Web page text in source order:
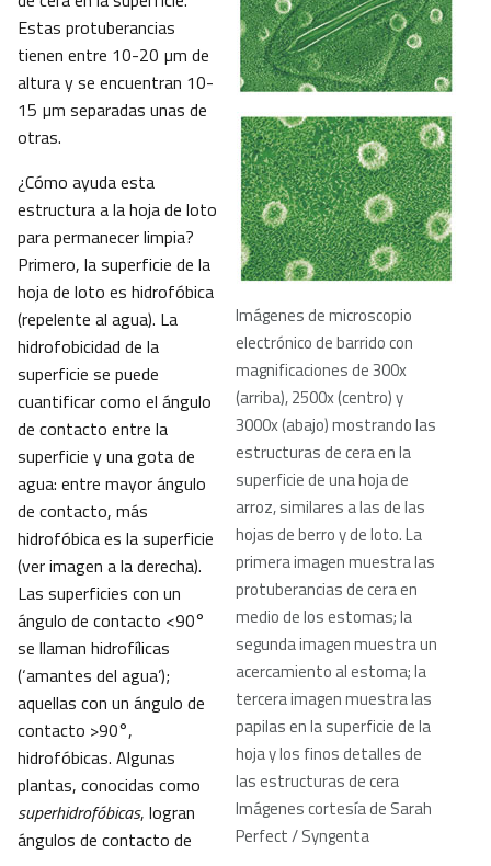
Imágenes de microscopio
electrónico de barrido con
magnificaciones de 300x
(arriba), 2500x (centro) y
3000x (abajo) mostrando las
estructuras de cera en la
superficie de una hoja de
arroz, similares a las de las
hojas de berro y de loto. La
primera imagen muestra las
protuberancias de cera en
medio de los estomas; la
segunda imagen muestra un
acercamiento al estoma; la
tercera imagen muestra las
papilas en la superficie de la
hoja y los finos detalles de
las estructuras de cera
Imágenes cortesía de Sarah
Perfect / Syngenta
Estas protuberancias
tienen entre 10-20 µm de
altura y se encuentran 10-
15 µm separadas unas de
otras.
¿Cómo ayuda esta
estructura a la hoja de loto
para permanecer limpia?
Primero, la superficie de la
hoja de loto es hidrofóbica
(repelente al agua). La
hidrofobicidad de la
superficie se puede
cuantificar como el ángulo
de contacto entre la
superficie y una gota de
agua: entre mayor ángulo
de contacto, más
hidrofóbica es la superficie
(ver imagen a la derecha).
Las superficies con un
ángulo de contacto <90°
se llaman hidrofílicas
(‘amantes del agua’);
aquellas con un ángulo de
contacto >90°,
hidrofóbicas. Algunas
plantas, conocidas como
superhidrofóbicas, logran
ángulos de contacto de